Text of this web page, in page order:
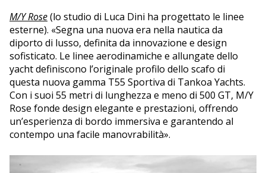
M/Y Rose(lo studio di Luca Dini ha progettato le linee
esterne). «Segna una nuova era nella nautica da
diporto di lusso, definita da innovazione e design
sofisticato. Le linee aerodinamiche e allungate dello
yacht definiscono l’originale profilo dello scafo di
questa nuova gamma T55 Sportiva di Tankoa Yachts.
Con i suoi 55 metri di lunghezza e meno di 500 GT, M/Y
Rose fonde design elegante e prestazioni, offrendo
un’esperienza di bordo immersiva e garantendo al
contempo una facile manovrabilità».